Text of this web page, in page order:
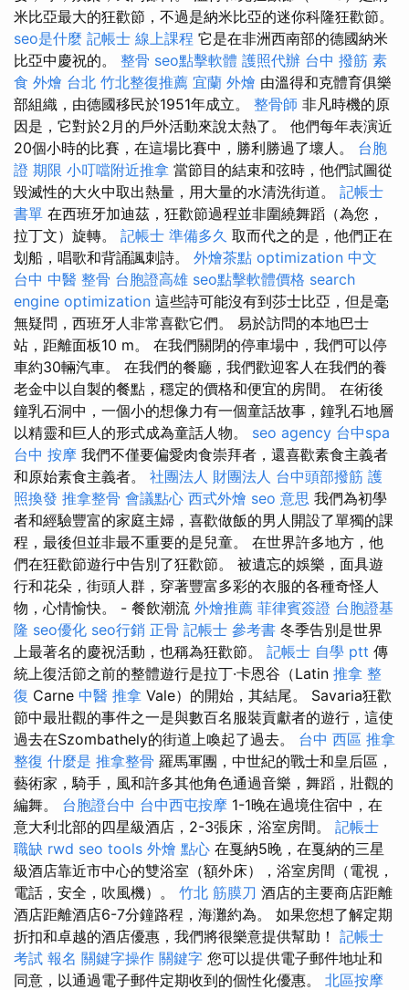
米比亞最大的狂歡節，不過是納米比亞的迷你科隆狂歡節。
seo是什麼 記帳士 線上課程 它是在非洲西南部的德國納米
比亞中慶祝的。 整骨 seo點擊軟體 護照代辦 台中 撥筋 素
食 外燴 台北 竹北整復推薦 宜蘭 外燴 由溫得和克體育俱樂
部組織，由德國移民於1951年成立。 整骨師 非凡時機的原
因是，它對於2月的戶外活動來說太熱了。 他們每年表演近
20個小時的比賽，在這場比賽中，勝利勝過了壞人。 台胞
證 期限 小叮噹附近推拿 當節目的結束和弦時，他們試圖從
毀滅性的大火中取出熱量，用大量的水清洗街道。 記帳士
書單 在西班牙加迪茲，狂歡節過程並非圍繞舞蹈（為您，
拉丁文）旋轉。 記帳士 準備多久 取而代之的是，他們正在
划船，唱歌和背誦諷刺詩。 外燴茶點 optimization 中文
台中 中醫 整骨 台胞證高雄 seo點擊軟體價格 search
engine optimization 這些詩可能沒有到莎士比亞，但是毫
無疑問，西班牙人非常喜歡它們。 易於訪問的本地巴士
站，距離面板10 m。 在我們關閉的停車場中，我們可以停
車約30輛汽車。 在我們的餐廳，我們歡迎客人在我們的養
老金中以自製的餐點，穩定的價格和便宜的房間。 在術後
鐘乳石洞中，一個小的想像力有一個童話故事，鐘乳石地層
以精靈和巨人的形式成為童話人物。 seo agency 台中spa
台中 按摩 我們不僅要偏愛肉食崇拜者，還喜歡素食主義者
和原始素食主義者。 社團法人 財團法人 台中頭部撥筋 護
照換發 推拿整骨 會議點心 西式外燴 seo 意思 我們為初學
者和經驗豐富的家庭主婦，喜歡做飯的男人開設了單獨的課
程，最後但並非最不重要的是兒童。 在世界許多地方，他
們在狂歡節遊行中告別了狂歡節。 被遺忘的娛樂，面具遊
行和花朵，街頭人群，穿著豐富多彩的衣服的各種奇怪人
物，心情愉快。 - 餐飲潮流 外燴推薦 菲律賓簽證 台胞證基
隆 seo優化 seo行銷 正骨 記帳士 參考書 冬季告別是世界
上最著名的慶祝活動，也稱為狂歡節。 記帳士 自學 ptt 傳
統上復活節之前的整體遊行是拉丁·卡恩谷（Latin 推拿 整
復 Carne 中醫 推拿 Vale）的開始，其結尾。 Savaria狂歡
節中最壯觀的事件之一是與數百名服裝貢獻者的遊行，這使
過去在Szombathely的街道上喚起了過去。 台中 西區 推拿
整復 什麼是 推拿整骨 羅馬軍團，中世紀的戰士和皇后區，
藝術家，騎手，風和許多其他角色通過音樂，舞蹈，壯觀的
編舞。 台胞證台中 台中西屯按摩 1-1晚在過境住宿中，在
意大利北部的四星級酒店，2-3張床，浴室房間。 記帳士
職缺 rwd seo tools 外燴 點心 在戛納5晚，在戛納的三星
級酒店靠近市中心的雙浴室（額外床），浴室房間（電視，
電話，安全，吹風機）。 竹北 筋膜刀 酒店的主要商店距離
酒店距離酒店6-7分鐘路程，海灘約為。 如果您想了解定期
折扣和卓越的酒店優惠，我們將很樂意提供幫助！ 記帳士
考試 報名 關鍵字操作 關鍵字 您可以提供電子郵件地址和
同意，以通過電子郵件定期收到的個性化優惠。 北區按摩